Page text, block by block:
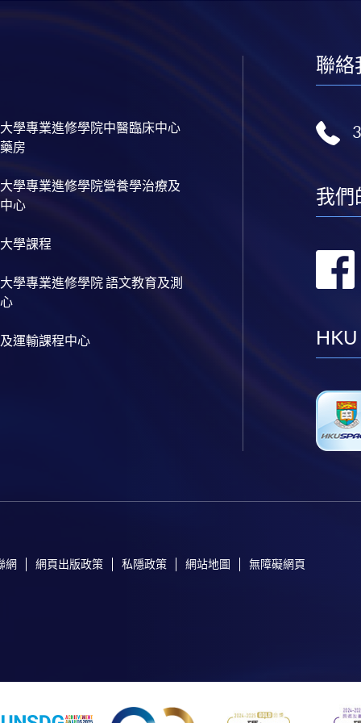
學專業進修學院中醫臨床中心
房
學專業進修學院營養學治療及
心
學課程
學專業進修學院 語文教育及測
運輸課程中心
聯絡
我們
HKU
網 網頁出版政策 私隱政策 網站地圖 無障礙網頁